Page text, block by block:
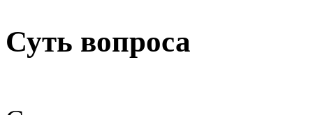
Суть вопроса